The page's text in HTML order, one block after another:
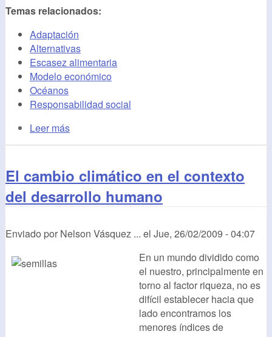
Temas relacionados:
Adaptación
Alternativas
Escasez alimentaria
Modelo económico
Océanos
Responsabilidad social
Leer más
El cambio climático en el contexto
del desarrollo humano
Enviado por Nelson Vásquez ... el Jue, 26/02/2009 - 04:07
En un mundo dividido como
el nuestro, principalmente en
torno al factor riqueza, no es
difícil establecer hacia que
lado encontramos los
menores índices de